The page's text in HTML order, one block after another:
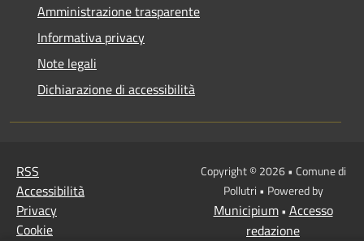
Amministrazione trasparente
Informativa privacy
Note legali
Dichiarazione di accessibilità
RSS
Accessibilità
Privacy
Cookie
Copyright © 2026 • Comune di
Pollutri • Powered by
Municipium• Accesso
redazione